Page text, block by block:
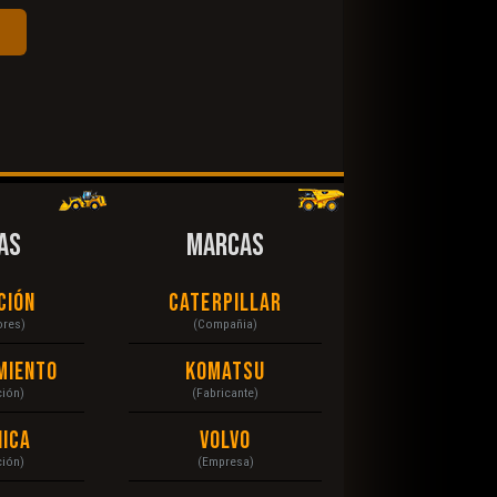
MARCAS
Caterpillar
(Compañia)
Komatsu
(Fabricante)
Volvo
(Empresa)